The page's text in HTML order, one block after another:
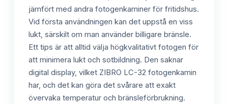
jämfört med andra fotogenkaminer för fritidshus.
Vid första användningen kan det uppstå en viss
lukt, särskilt om man använder billigare bränsle.
Ett tips är att alltid välja högkvalitativt fotogen för
att minimera lukt och sotbildning. Den saknar
digital display, vilket ZIBRO LC-32 fotogenkamin
har, och det kan göra det svårare att exakt
övervaka temperatur och bränsleförbrukning.